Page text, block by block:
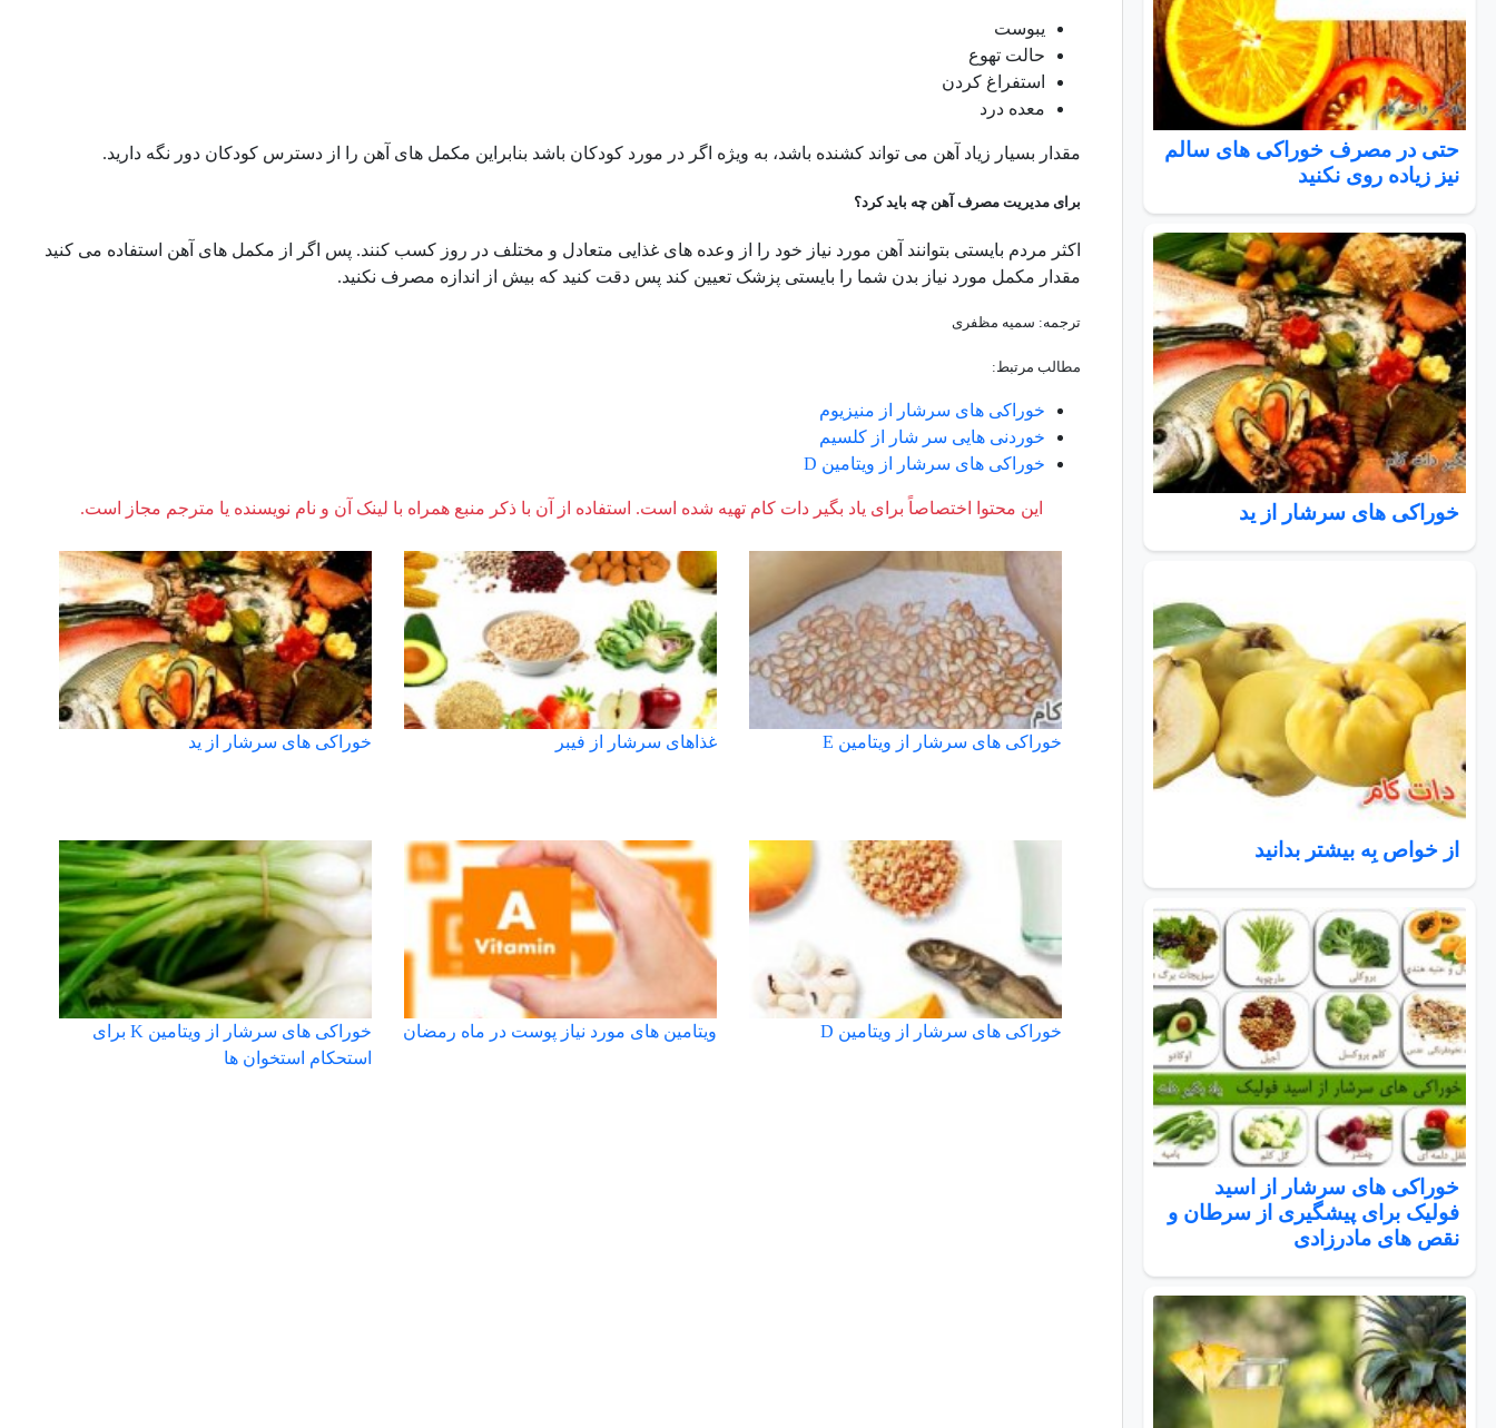
حتی در مصرف خوراکی های سالم
نیز زیاده روی نکنید
خوراکی های سرشار از ید
از خواص بِه بیشتر بدانید
خوراکی های سرشار از اسید
فولیک برای پیشگیری از سرطان و
نقص های مادرزادی
یبوست
حالت تهوع
استفراغ کردن
معده درد
مقدار بسیار زیاد آهن می تواند کشنده باشد، به ویژه اگر در مورد کودکان باشد بنابراین مکمل های آهن را از دسترس کودکان دور نگه دارید.
برای مدیریت مصرف آهن چه باید کرد؟
اکثر مردم بایستی بتوانند آهن مورد نیاز خود را از وعده های غذایی متعادل و مختلف در روز کسب کنند. پس اگر از مکمل های آهن استفاده می کنید
مقدار مکمل مورد نیاز بدن شما را بایستی پزشک تعیین کند پس دقت کنید که بیش از اندازه مصرف نکنید.
ترجمه: سمیه مظفری
مطالب مرتبط:
خوراکی های سرشار از منیزیوم
خوردنی هایی سر شار از کلسیم
خوراکی های سرشار از ویتامین D
این محتوا اختصاصاً برای یاد بگیر دات کام تهیه شده است. استفاده از آن با ذکر منبع همراه با لینک آن و نام نویسنده یا مترجم مجاز است.
خوراکی های سرشار از ویتامین E غذاهای سرشار از فیبر خوراکی های سرشار از ید
خوراکی های سرشار از ویتامین D ویتامین های مورد نیاز پوست در ماه رمضان
خوراکی های سرشار از ویتامین K برای
استحکام استخوان ها